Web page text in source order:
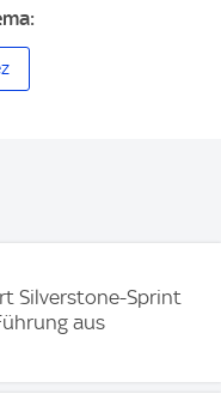
Silverstone-Sprint
aus